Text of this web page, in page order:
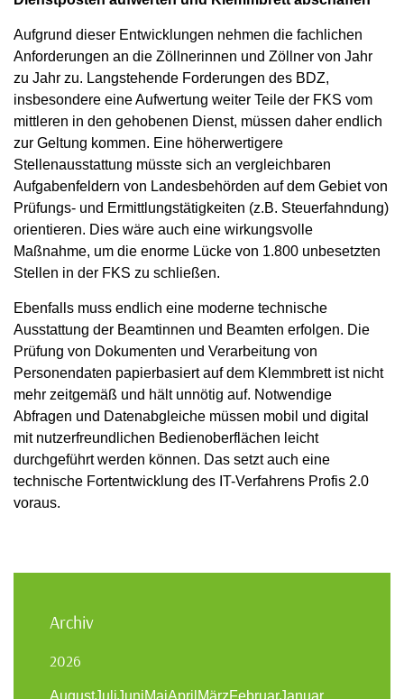
Aufgrund dieser Entwicklungen nehmen die fachlichen
Anforderungen an die Zöllnerinnen und Zöllner von Jahr
zu Jahr zu. Langstehende Forderungen des BDZ,
insbesondere eine Aufwertung weiter Teile der FKS vom
mittleren in den gehobenen Dienst, müssen daher endlich
zur Geltung kommen. Eine höherwertigere
Stellenausstattung müsste sich an vergleichbaren
Aufgabenfeldern von Landesbehörden auf dem Gebiet von
Prüfungs- und Ermittlungstätigkeiten (z.B. Steuerfahndung)
orientieren. Dies wäre auch eine wirkungsvolle
Maßnahme, um die enorme Lücke von 1.800 unbesetzten
Stellen in der FKS zu schließen.
Ebenfalls muss endlich eine moderne technische
Ausstattung der Beamtinnen und Beamten erfolgen. Die
Prüfung von Dokumenten und Verarbeitung von
Personendaten papierbasiert auf dem Klemmbrett ist nicht
mehr zeitgemäß und hält unnötig auf. Notwendige
Abfragen und Datenabgleiche müssen mobil und digital
mit nutzerfreundlichen Bedienoberflächen leicht
durchgeführt werden können. Das setzt auch eine
technische Fortentwicklung des IT-Verfahrens Profis 2.0
voraus.
Archiv
2026
AugustJuliJuniMaiApril MärzFebruarJanuar